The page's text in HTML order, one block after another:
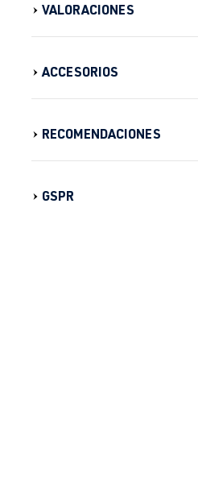
VALORACIONES
ACCESORIOS
RECOMENDACIONES
GSPR